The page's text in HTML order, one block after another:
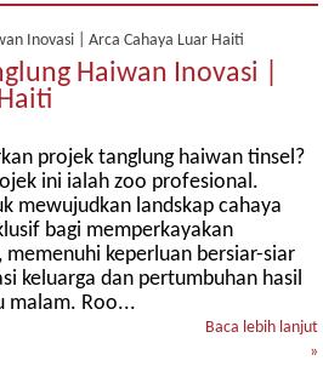
Haiwan Inovasi |
projek tanglung haiwan tinsel?
ini ialah zoo profesional.
mewujudkan landskap cahaya
bagi memperkayakan
memenuhi keperluan bersiar-siar
keluarga dan pertumbuhan hasil
malam. Roo...
Baca lebih lanjut
»